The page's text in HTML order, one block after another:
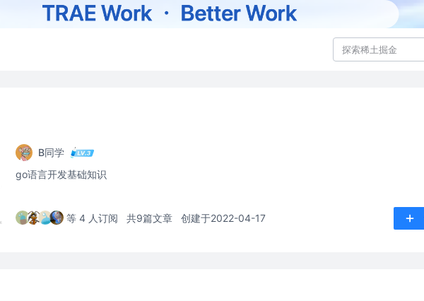
B同学
go语言开发基础知识
等 4 人订阅 共9篇文章 创建于2022-04-17